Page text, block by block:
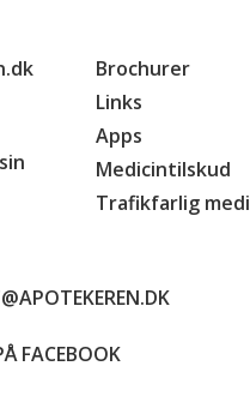
Brochurer
Links
Apps
Medicintilskud
Trafikfarlig
FACEBOOK